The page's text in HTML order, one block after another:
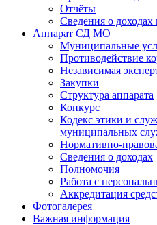
Отчёты
Сведения о доходах
Аппарат СД МО
Муниципальные
Противодействие
Независимая
Закупки
Структура аппарата
Конкурс
Кодекс этики и
муниципальных
Нормативно-
Сведения о доходах
Полномочия
Работа с
Аккредитация
Фотогалерея
Важная информация